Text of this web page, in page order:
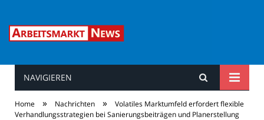
Arbeitsmarkt News
NAVIGIEREN
Home » Nachrichten »
Volatiles Marktumfeld erfordert flexible
Verhandlungsstrategien bei Sanierungsbeiträgen und Planerstellung